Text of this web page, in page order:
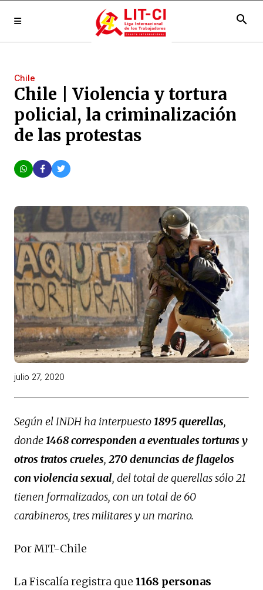
search
Chile
Chile | Violencia y tortura
policial, la criminalización
de las protestas
julio 27, 2020
Según el INDH ha interpuesto1895 querellas,
donde1468 corresponden a eventuales torturas y
otros tratos crueles, 270 denuncias de flagelos
con violencia sexual, del total de querellas sólo 21
tienen formalizados, con un total de 60
carabineros, tres militares y un marino.
Por MIT-Chile
La Fiscalía registra que 1168 personas